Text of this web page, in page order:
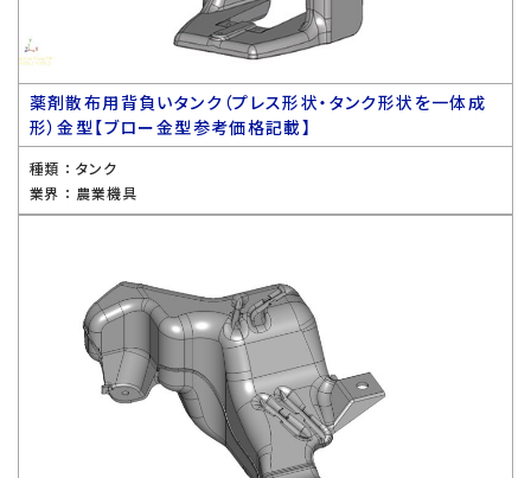
薬剤散布用背負いタンク（プレス形状・タンク形状を一体成
形）金型【ブロー金型参考価格記載】
種類 ： タンク
業界 ： 農業機具